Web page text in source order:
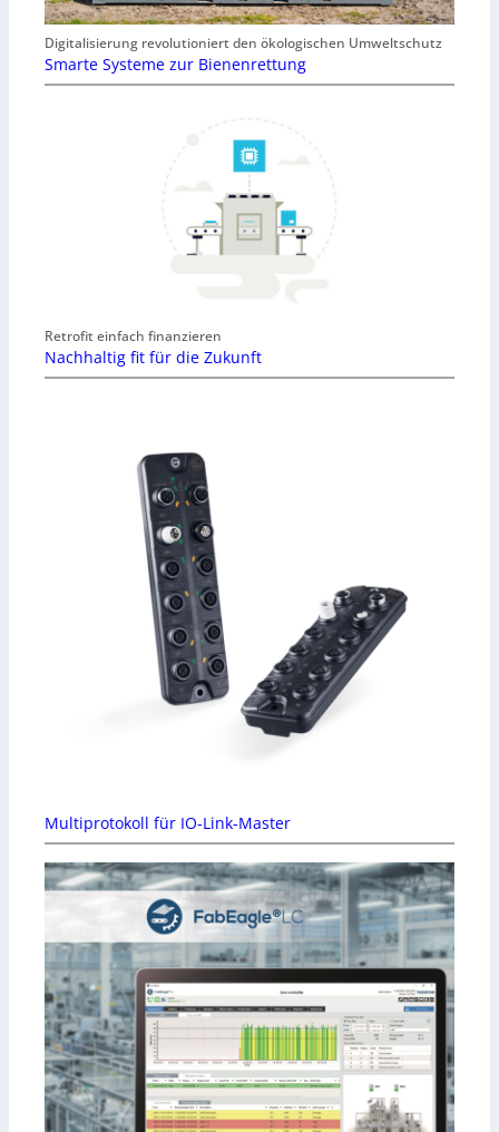
Digitalisierung revolutioniert den ökologischen Umweltschutz
Smarte Systeme zur Bienenrettung
Retrofit einfach finanzieren
Nachhaltig fit für die Zukunft
Multiprotokoll für IO-Link-Master